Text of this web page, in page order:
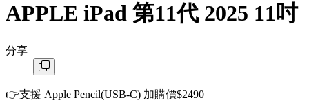
APPLE iPad 第11代 2025 11吋
分享
👉支援 Apple Pencil(USB-C) 加購價$2490